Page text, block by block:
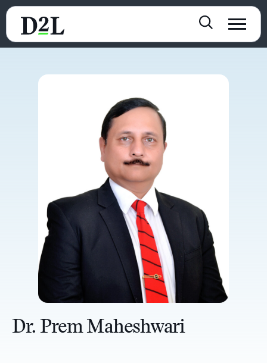
Dr. Prem Maheshwari